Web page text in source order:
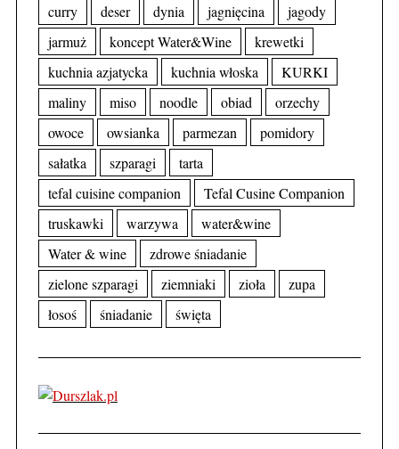
curry
deser dynia jagnięcina
jagody
jarmuż
koncept Water&Wine
krewetki
kuchnia azjatycka
kuchnia włoska
KURKI
maliny
miso noodle obiad
orzechy
owoce
owsianka parmezan
pomidory
sałatka
szparagi
tarta
tefal cuisine companion
Tefal Cusine Companion
truskawki
warzywa
water&wine
Water & wine
zdrowe śniadanie
zielone szparagi
ziemniaki zioła
zupa
łosoś
śniadanie święta